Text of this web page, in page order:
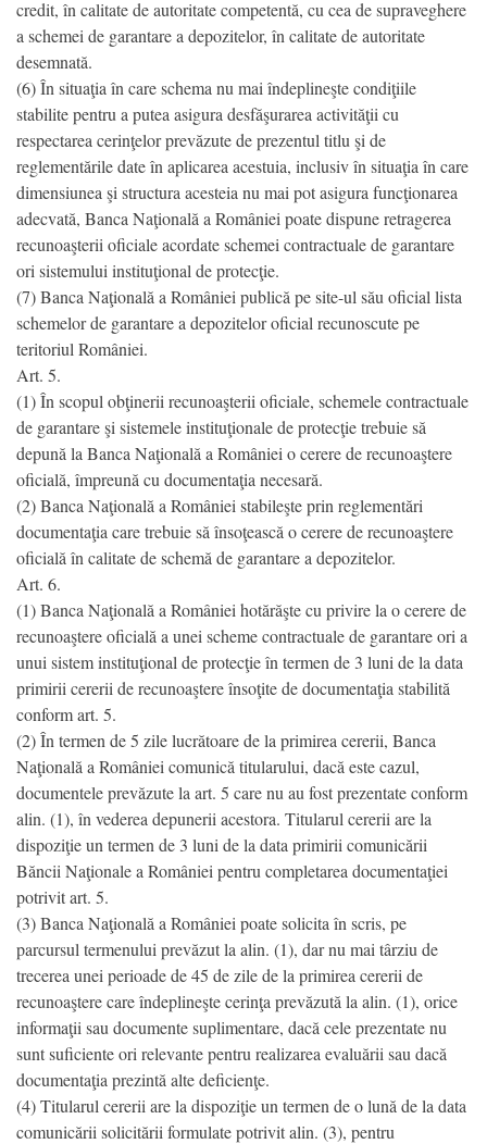
credit, în calitate de autoritate competentă, cu cea de supraveghere
a schemei de garantare a depozitelor, în calitate de autoritate
desemnată.
(6) În situaţia în care schema nu mai îndeplineşte condiţiile
stabilite pentru a putea asigura desfăşurarea activităţii cu
respectarea cerinţelor prevăzute de prezentul titlu şi de
reglementările date în aplicarea acestuia, inclusiv în situaţia în care
dimensiunea şi structura acesteia nu mai pot asigura funcţionarea
adecvată, Banca Naţională a României poate dispune retragerea
recunoaşterii oficiale acordate schemei contractuale de garantare
ori sistemului instituţional de protecţie.
(7) Banca Naţională a României publică pe site-ul său oficial lista
schemelor de garantare a depozitelor oficial recunoscute pe
teritoriul României.
Art. 5.
(1) În scopul obţinerii recunoaşterii oficiale, schemele contractuale
de garantare şi sistemele instituţionale de protecţie trebuie să
depună la Banca Naţională a României o cerere de recunoaştere
oficială, împreună cu documentaţia necesară.
(2) Banca Naţională a României stabileşte prin reglementări
documentaţia care trebuie să însoţească o cerere de recunoaştere
oficială în calitate de schemă de garantare a depozitelor.
Art. 6.
(1) Banca Naţională a României hotărăşte cu privire la o cerere de
recunoaştere oficială a unei scheme contractuale de garantare ori a
unui sistem instituţional de protecţie în termen de 3 luni de la data
primirii cererii de recunoaştere însoţite de documentaţia stabilită
conform art. 5.
(2) În termen de 5 zile lucrătoare de la primirea cererii, Banca
Naţională a României comunică titularului, dacă este cazul,
documentele prevăzute la art. 5 care nu au fost prezentate conform
alin. (1), în vederea depunerii acestora. Titularul cererii are la
dispoziţie un termen de 3 luni de la data primirii comunicării
Băncii Naţionale a României pentru completarea documentaţiei
potrivit art. 5.
(3) Banca Naţională a României poate solicita în scris, pe
parcursul termenului prevăzut la alin. (1), dar nu mai târziu de
trecerea unei perioade de 45 de zile de la primirea cererii de
recunoaştere care îndeplineşte cerinţa prevăzută la alin. (1), orice
informaţii sau documente suplimentare, dacă cele prezentate nu
sunt suficiente ori relevante pentru realizarea evaluării sau dacă
documentaţia prezintă alte deficienţe.
(4) Titularul cererii are la dispoziţie un termen de o lună de la data
comunicării solicitării formulate potrivit alin. (3), pentru